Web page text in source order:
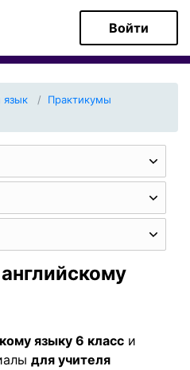
Войти
язык
Практикумы
языку 6 класс и
для учителя